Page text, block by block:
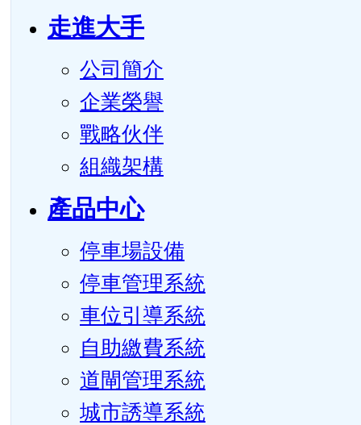
走進大手
公司簡介
企業榮譽
戰略伙伴
組織架構
產品中心
停車場設備
停車管理系統
車位引導系統
自助繳費系統
道閘管理系統
城市誘導系統